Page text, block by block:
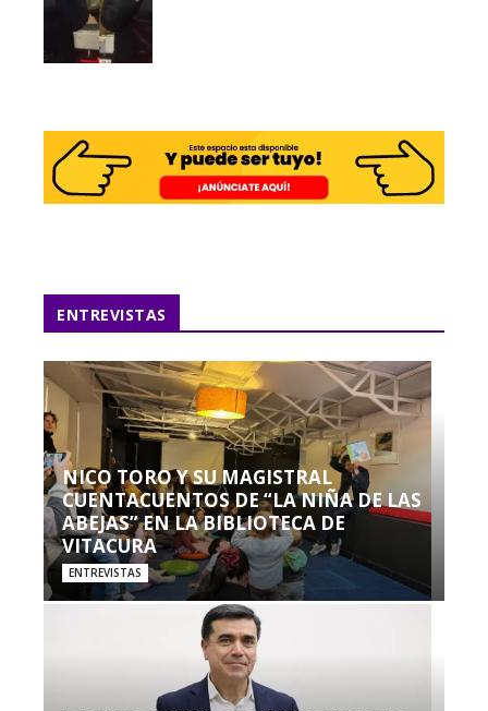
ENTREVISTAS
NICO TORO Y SU MAGISTRAL
CUENTACUENTOS DE “LA NIÑA DE LAS
ABEJAS” EN LA BIBLIOTECA DE
VITACURA
ENTREVISTAS